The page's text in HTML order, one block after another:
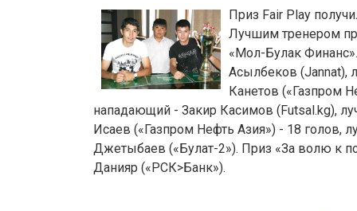
Приз Fair Play
Лучшим тренером
«Мол-Булак
Асылбеков (Jannat),
Канетов («Газпром
нападающий - Закир Касимов (Futsal.kg),
Исаев («Газпром Нефть Азия») - 18 голов,
Джетыбаев («Булат-2»). Приз «За волю к
Данияр («РСК>Банк»).